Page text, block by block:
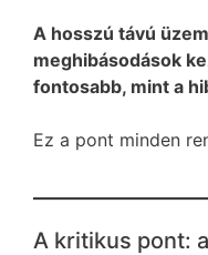
A hosszú távú
meghibásodások
fontosabb, mint a
Ez a pont minden
A kritikus pont: